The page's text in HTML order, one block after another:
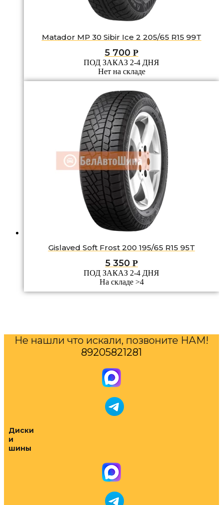
Matador MP 30 Sibir Ice 2 205/65 R15 99T
5 700 Р
ПОД ЗАКАЗ 2-4 ДНЯ
Нет на складе
Gislaved Soft Frost 200 195/65 R15 95T
5 350 Р
ПОД ЗАКАЗ 2-4 ДНЯ
На складе >4
Не нашли что искали, позвоните НАМ!
89205821281
Диски
и
шины